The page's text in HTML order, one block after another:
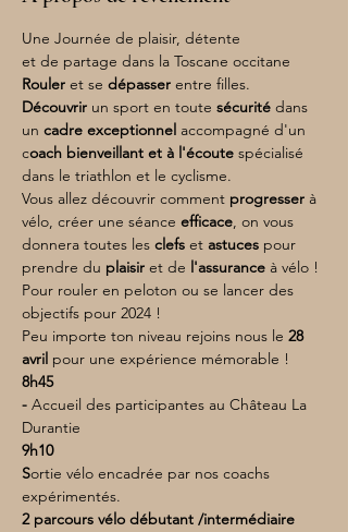
Une Journée de plaisir, détente
et de partage dans la Toscane occitane
Rouler et se dépasser entre filles.
Découvrir un sport en toute sécurité dans
un cadre exceptionnel accompagné d'un
coach bienveillant et à l'écoute spécialisé
dans le triathlon et le cyclisme.
Vous allez découvrir comment progresser à
vélo, créer une séance efficace, on vous
donnera toutes les clefs et astuces pour
prendre du plaisir et de l'assurance à vélo !
Pour rouler en peloton ou se lancer des
objectifs pour 2024 !
Peu importe ton niveau rejoins nous le 28
avril pour une expérience mémorable !
8h45
- Accueil des participantes au Château La
Durantie
9h10
Sortie vélo encadrée par nos coachs
expérimentés.
2 parcours vélo débutant /intermédiaire